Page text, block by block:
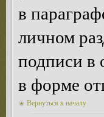
в
личном
подписи в
в форме
Вернуться к началу